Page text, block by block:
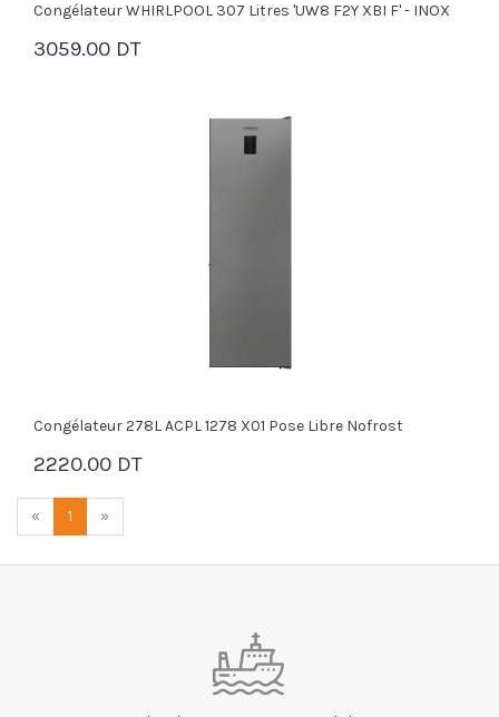
Congélateur WHIRLPOOL 307 Litres 'UW8 F2Y XBI F' - INOX
3059.00 DT
PANIER
Congélateur 278L ACPL 1278 X01 Pose Libre Nofrost
2220.00 DT
PANIER
« 1 »